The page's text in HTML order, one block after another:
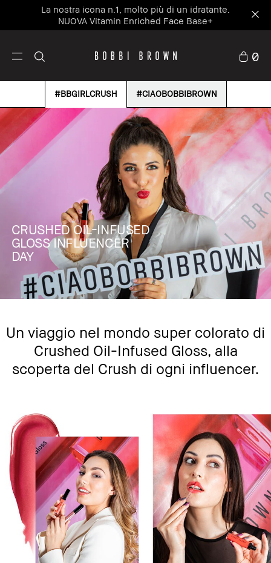
La nostra icona n.1, molto più di un idratante.
NUOVA Vitamin Enriched Face Base+
0
#BBGIRLCRUSH #CIAOBOBBIBROWN
CRUSHED OIL-INFUSED
GLOSS INFLUENCER
DAY
Un viaggio nel mondo super colorato di
Crushed Oil-Infused Gloss, alla
scoperta del Crush di ogni influencer.